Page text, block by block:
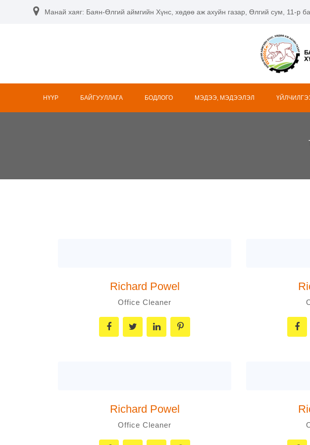
Манай хаяг: Баян-Өлгий аймгийн Хүнс, хөдөө аж ахуйн газар, Өлгий сум, 11-р
НҮҮР БАЙГУУЛЛАГА БОДЛОГО МЭДЭЭ, МЭДЭЭЛЭЛ
Richard Powel
Office Cleaner
Richard Powel
Office Cleaner